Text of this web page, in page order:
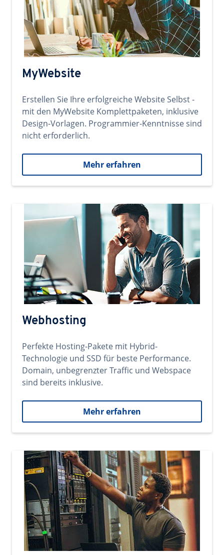
MyWebsite
Erstellen Sie Ihre erfolgreiche Website Selbst -
mit den MyWebsite Komplettpaketen, inklusive
Design-Vorlagen. Programmier-Kenntnisse sind
nicht erforderlich.
Mehr erfahren
Webhosting
Perfekte Hosting-Pakete mit Hybrid-
Technologie und SSD für beste Performance.
Domain, unbegrenzter Traffic und Webspace
sind bereits inklusive.
Mehr erfahren